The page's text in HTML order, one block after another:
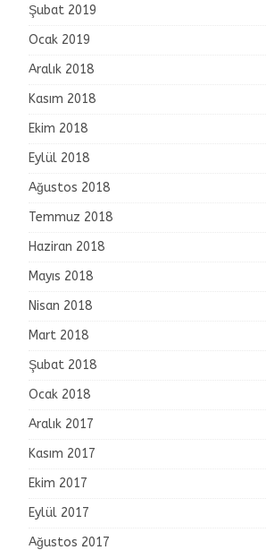
Şubat 2019
Ocak 2019
Aralık 2018
Kasım 2018
Ekim 2018
Eylül 2018
Ağustos 2018
Temmuz 2018
Haziran 2018
Mayıs 2018
Nisan 2018
Mart 2018
Şubat 2018
Ocak 2018
Aralık 2017
Kasım 2017
Ekim 2017
Eylül 2017
Ağustos 2017